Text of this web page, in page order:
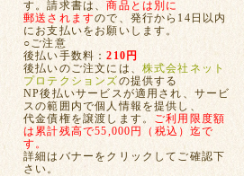
す。請求書は、商品とは別に
郵送されますので、発行から14日以内
にお支払いをお願いします。
○ご注意
後払い手数料：210円
後払いのご注文には、 株式会社ネット
プロテクションズの提供する
NP後払いサービスが適用され、サービ
スの範囲内で個人情報を提供し、
代金債権を譲渡します。 ご利用限度額
は累計残高で55,000円（税込）迄で
す。
詳細はバナーをクリックしてご確認下
さい。